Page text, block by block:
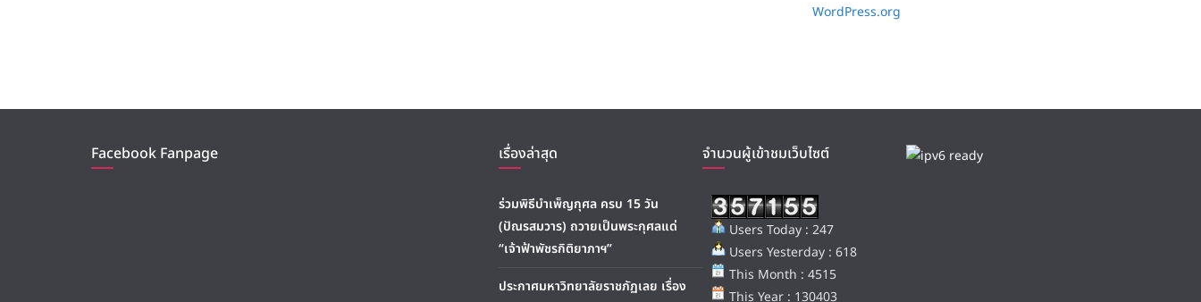
WordPress.org
Facebook Fanpage เรื่องล่าสุด
ร่วมพิธีบำเพ็ญกุศล ครบ 15 วัน
(ปัณรสมวาร) ถวายเป็นพระกุศลแด่
“เจ้าฟ้าพัชรกิติยาภาฯ”
ประกาศมหาวิทยาลัยราชภัฏเลย เรื่อง
จำนวนผู้เข้าชมเว็บไซต์
Users Today : 247
Users Yesterday : 618
This Month : 4515
This Year : 130403